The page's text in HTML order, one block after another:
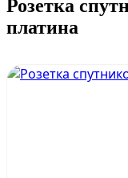
Розетка
платина